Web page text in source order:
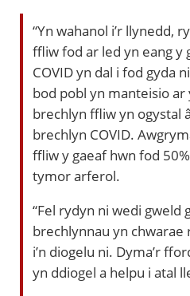
“Yn wahanol i’r llynedd,
ffliw fod ar led yn eang y
COVID yn dal i fod gyda
bod pobl yn manteisio ar
brechlyn ffliw yn ogystal
brechlyn COVID.
ffliw y gaeaf hwn fod
tymor arferol.
“Fel rydyn ni wedi gweld
brechlynnau yn
i’n diogelu ni. Dyma’r
yn ddiogel a helpu i atal